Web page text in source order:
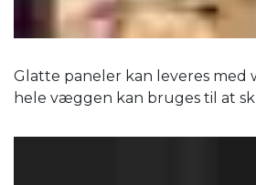
Glatte paneler kan leveres med
hele væggen kan bruges til at